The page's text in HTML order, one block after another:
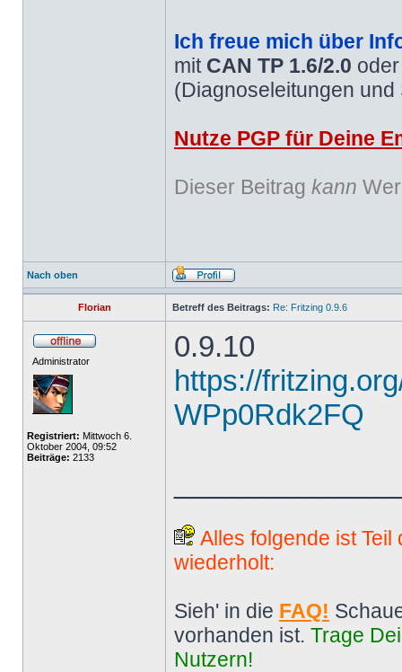
Ich freue mich über
mit CAN TP 1.6/2.0
(Diagnoseleitungen
Nutze PGP für Deine
Dieser Beitrag kann
Nach oben
Florian Betreff des Beitrags: Re: Fritzing 0.9.6
Administrator
Registriert: Mittwoch 6.
Oktober 2004, 09:52
Beiträge: 2133
0.9.10
https://
WPp0Rdk2FQ
Alles folgende ist
wiederholt:
Sieh' in die FAQ!
vorhanden ist. Trage
Nutzern!